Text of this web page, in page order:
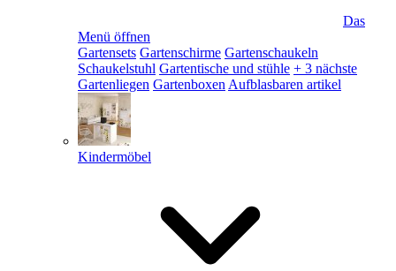
Das
Menü öffnen
Gartensets Gartenschirme Gartenschaukeln
Schaukelstuhl Gartentische und stühle + 3 nächste
Gartenliegen Gartenboxen Aufblasbaren artikel
Kindermöbel